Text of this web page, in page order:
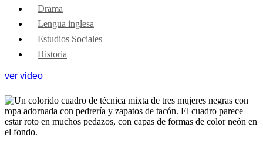
Drama
Lengua inglesa
Estudios Sociales
Historia
ver video